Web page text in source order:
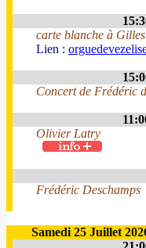
carte blanche à
Lien :
Concert de Frédéric
Olivier Latry
Frédéric Deschamps
Samedi 25 Juillet